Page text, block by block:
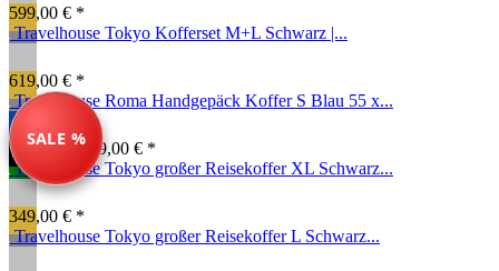
599,00 € *
Travelhouse Tokyo Kofferset M+L Schwarz |...
619,00 € *
SALE %
Travelhouse Roma Handgepäck Koffer S Blau 55 x...
99,00 € *149,00 € *
Travelhouse Tokyo großer Reisekoffer XL Schwarz...
349,00 € *
Travelhouse Tokyo großer Reisekoffer L Schwarz...